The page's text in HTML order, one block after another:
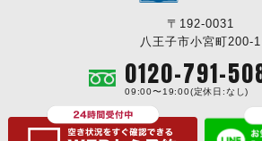
〒192-0031
八王子市小宮町200-1
0120-791-
09:00〜19:00(定休日:なし)